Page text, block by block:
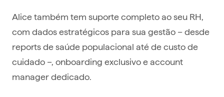
Alice também tem suporte completo ao seu RH,
com dados estratégicos para sua gestão – desde
reports de saúde populacional até de custo de
cuidado –, onboarding exclusivo e account
manager dedicado.